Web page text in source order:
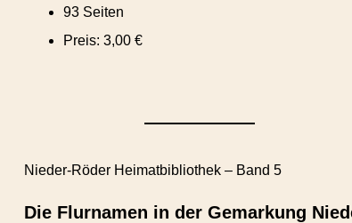
93 Seiten
Preis: 3,00 €
Nieder-Röder Heimatbibliothek – Band 5
Die Flurnamen in der Gemarkung